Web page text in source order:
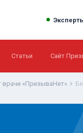
Статьи Сайт
врачи «ПризываНет»